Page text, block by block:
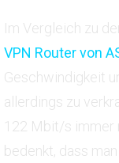
Im Vergleich zu
VPN Router von
Geschwindigkeit
allerdings zu
122 Mbit/s immer
bedenkt, dass